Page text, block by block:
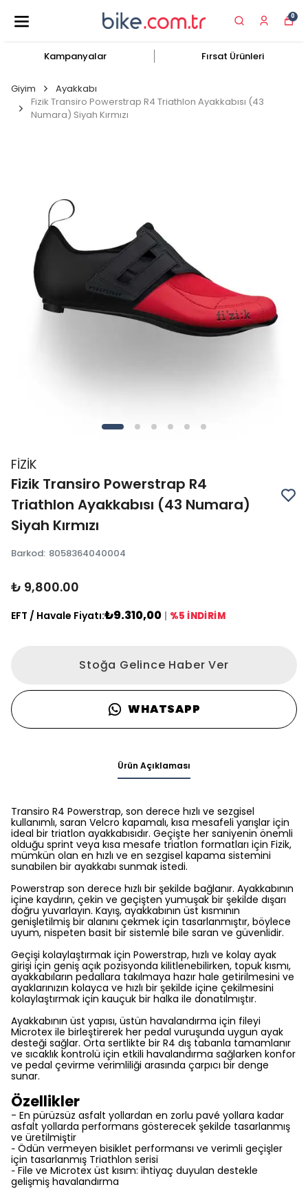
0
Kampanyalar Fırsat Ürünleri
Giyim
Ayakkabı
Fizik Transiro Powerstrap R4 Triathlon Ayakkabısı (43
Numara) Siyah Kırmızı
FİZİK
Fizik Transiro Powerstrap R4
Triathlon Ayakkabısı (43 Numara)
Siyah Kırmızı
Barkod: 8058364040004
₺ 9,800.00
EFT / Havale Fiyatı:₺9.310,00 | %5 İNDİRİM
Stoğa Gelince Haber Ver
WHATSAPP
Ürün Açıklaması
Transiro R4 Powerstrap, son derece hızlı ve sezgisel
kullanımlı, saran Velcro kapamalı, kısa mesafeli yarışlar için
ideal bir triatlon ayakkabısıdır. Geçişte her saniyenin önemli
olduğu sprint veya kısa mesafe triatlon formatları için Fizik,
mümkün olan en hızlı ve en sezgisel kapama sistemini
sunabilen bir ayakkabı sunmak istedi.
Powerstrap son derece hızlı bir şekilde bağlanır. Ayakkabının
içine kaydırın, çekin ve geçişten yumuşak bir şekilde dışarı
doğru yuvarlayın. Kayış, ayakkabının üst kısmının
genişletilmiş bir alanını çekmek için tasarlanmıştır, böylece
uyum, nispeten basit bir sistemle bile saran ve güvenlidir.
Geçişi kolaylaştırmak için Powerstrap, hızlı ve kolay ayak
girişi için geniş açık pozisyonda kilitlenebilirken, topuk kısmı,
ayakkabıların pedallara takılmaya hazır hale getirilmesini ve
ayaklarınızın kolayca ve hızlı bir şekilde içine çekilmesini
kolaylaştırmak için kauçuk bir halka ile donatılmıştır.
Ayakkabının üst yapısı, üstün havalandırma için fileyi
Microtex ile birleştirerek her pedal vuruşunda uygun ayak
desteği sağlar. Orta sertlikte bir R4 dış tabanla tamamlanır
ve sıcaklık kontrolü için etkili havalandırma sağlarken konfor
ve pedal çevirme verimliliği arasında çarpıcı bir denge
sunar.
Özellikler
- En pürüzsüz asfalt yollardan en zorlu pavé yollara kadar
asfalt yollarda performans gösterecek şekilde tasarlanmış
ve üretilmiştir
- Ödün vermeyen bisiklet performansı ve verimli geçişler
için tasarlanmış Triathlon serisi
- File ve Microtex üst kısım: ihtiyaç duyulan destekle
gelişmiş havalandırma